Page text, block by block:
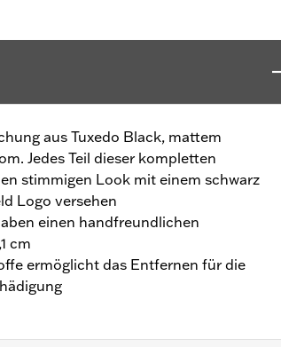
aus Tuxedo Black, mattem
Jedes Teil dieser kompletten
stimmigen Look mit einem schwarz
Logo versehen
einen handfreundlichen
cm
ermöglicht das Entfernen für die